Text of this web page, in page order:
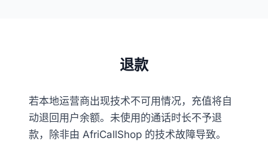
退款
若本地运营商出现技术不可用情况，充值将自
动退回用户余额。未使用的通话时长不予退
款，除非由 AfriCallShop 的技术故障导致。